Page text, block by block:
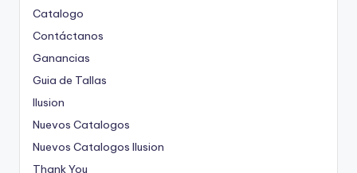
Catalogo
Contáctanos
Ganancias
Guia de Tallas
Ilusion
Nuevos Catalogos
Nuevos Catalogos Ilusion
Thank You